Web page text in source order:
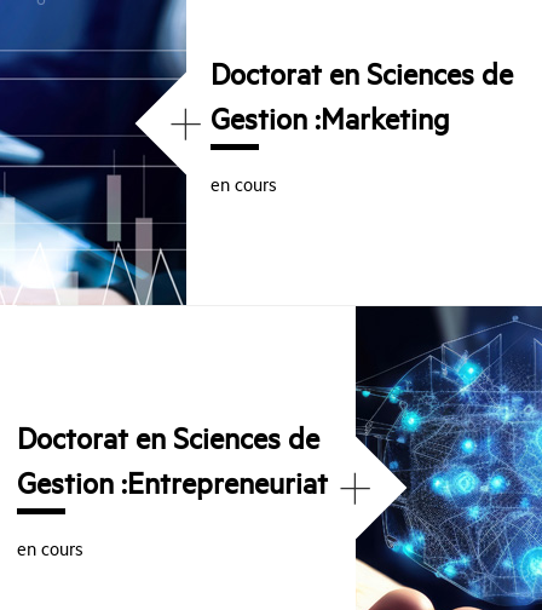
Doctorat en Sciences de
Gestion :Marketing
en cours
+
Doctorat en Sciences de
Gestion :Entrepreneuriat
en cours
+